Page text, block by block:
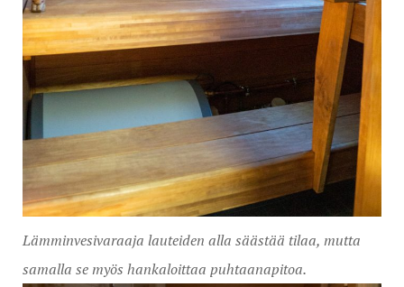
Lämminvesivaraaja lauteiden alla säästää tilaa, mutta
samalla se myös hankaloittaa puhtaanapitoa.